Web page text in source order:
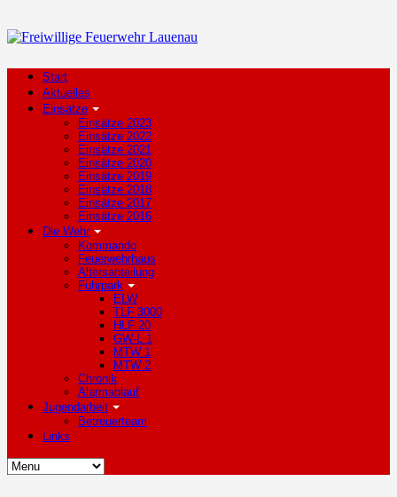
Start
Aktuelles
Einsätze
Einsätze 2023
Einsätze 2022
Einsätze 2021
Einsätze 2020
Einsätze 2019
Einsätze 2018
Einsätze 2017
Einsätze 2016
Die Wehr
Kommando
Feuerwehrhaus
Altersabteilung
Fuhrpark
ELW
TLF 3000
HLF 20
GW-L 1
MTW 1
MTW 2
Chronik
Alarmablauf
Jugendarbeit
Betreuerteam
Links